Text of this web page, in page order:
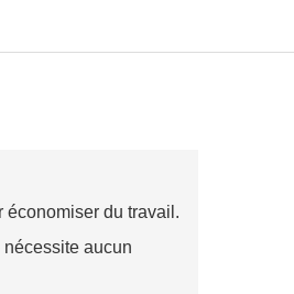
économiser du travail.
aucun